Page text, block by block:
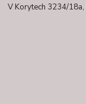
V Korytech 3234/18a,